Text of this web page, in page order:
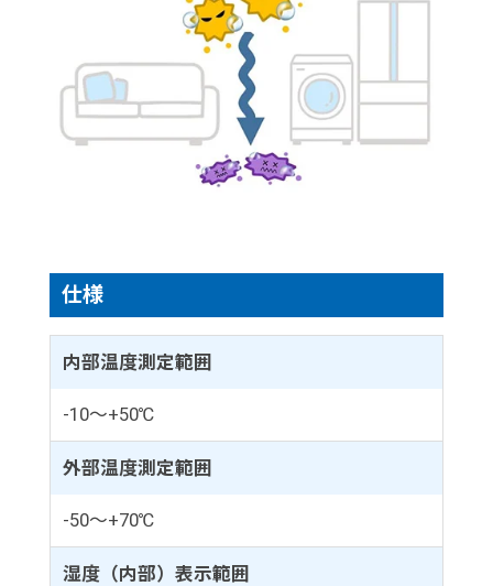
仕様
内部温度測定範囲
-10～+50℃
外部温度測定範囲
-50～+70℃
湿度（内部）表示範囲